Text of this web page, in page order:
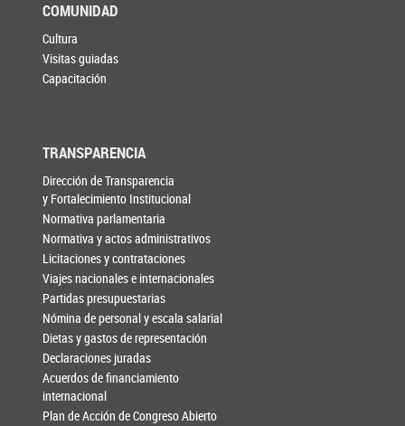
COMUNIDAD
Cultura
Visitas guiadas
Capacitación
TRANSPARENCIA
Dirección de Transparencia
y Fortalecimiento Institucional
Normativa parlamentaria
Normativa y actos administrativos
Licitaciones y contrataciones
Viajes nacionales e internacionales
Partidas presupuestarias
Nómina de personal y escala salarial
Dietas y gastos de representación
Declaraciones juradas
Acuerdos de financiamiento
internacional
Plan de Acción de Congreso Abierto